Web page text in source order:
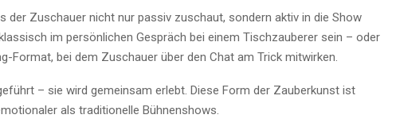
der Zuschauer nicht nur passiv zuschaut, sondern aktiv in die Show
im persönlichen Gespräch bei einem Tischzauberer sein – oder
Format, bei dem Zuschauer über den Chat am Trick mitwirken.
– sie wird gemeinsam erlebt. Diese Form der Zauberkunst ist
als traditionelle Bühnenshows.